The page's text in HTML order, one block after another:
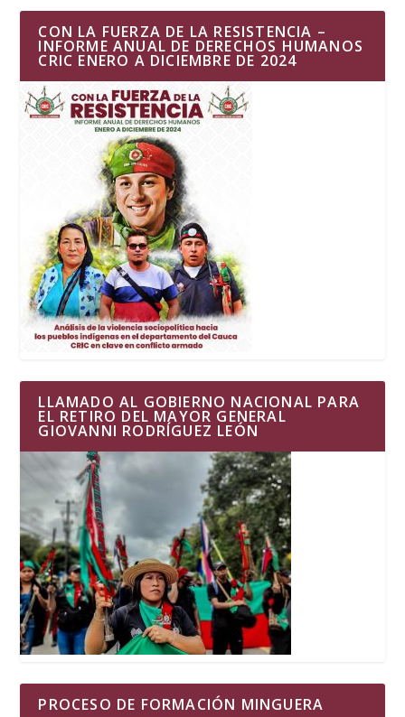
CON LA FUERZA DE LA RESISTENCIA –
INFORME ANUAL DE DERECHOS HUMANOS
CRIC ENERO A DICIEMBRE DE 2024
LLAMADO AL GOBIERNO NACIONAL PARA
EL RETIRO DEL MAYOR GENERAL
GIOVANNI RODRÍGUEZ LEÓN
PROCESO DE FORMACIÓN MINGUERA